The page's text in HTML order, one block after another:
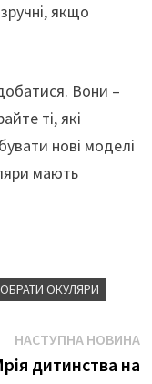
якщо
Вони –
ті, які
нові моделі
мають
ОКУЛЯРИ
НАСТУПНА НОВИНА
дитинства на